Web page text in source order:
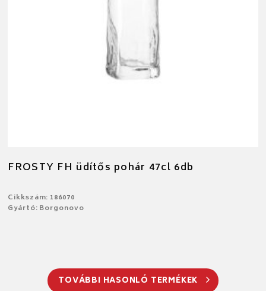
FROSTY FH üdítős pohár 47cl 6db
Cikkszám: 186070
Gyártó: Borgonovo
TOVÁBBI HASONLÓ TERMÉKEK